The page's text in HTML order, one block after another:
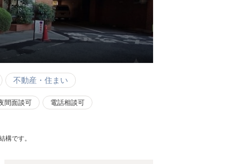
不動産・住まい
間面談可 電話相談可
構です。